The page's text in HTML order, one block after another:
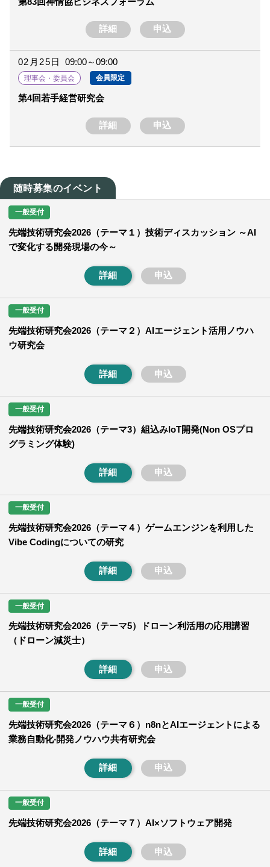
詳細 申込
02月25日 09:00～09:00
理事会・委員会 会員限定
第4回若手経営研究会
詳細 申込
随時募集のイベント
一般受付
先端技術研究会2026（テーマ１）技術ディスカッション ～AI
で変化する開発現場の今～
詳細 申込
一般受付
先端技術研究会2026（テーマ２）AIエージェント活用ノウハ
ウ研究会
詳細 申込
一般受付
先端技術研究会2026（テーマ3）組込みIoT開発(Non OSプロ
グラミング体験)
詳細 申込
一般受付
先端技術研究会2026（テーマ４）ゲームエンジンを利用した
Vibe Codingについての研究
詳細 申込
一般受付
先端技術研究会2026（テーマ5）ドローン利活用の応用講習
（ドローン減災士）
詳細 申込
一般受付
先端技術研究会2026（テーマ６）n8nとAIエージェントによる
業務⾃動化‧開発ノウハウ共有研究会
詳細 申込
一般受付
先端技術研究会2026（テーマ７）AI×ソフトウェア開発
詳細 申込